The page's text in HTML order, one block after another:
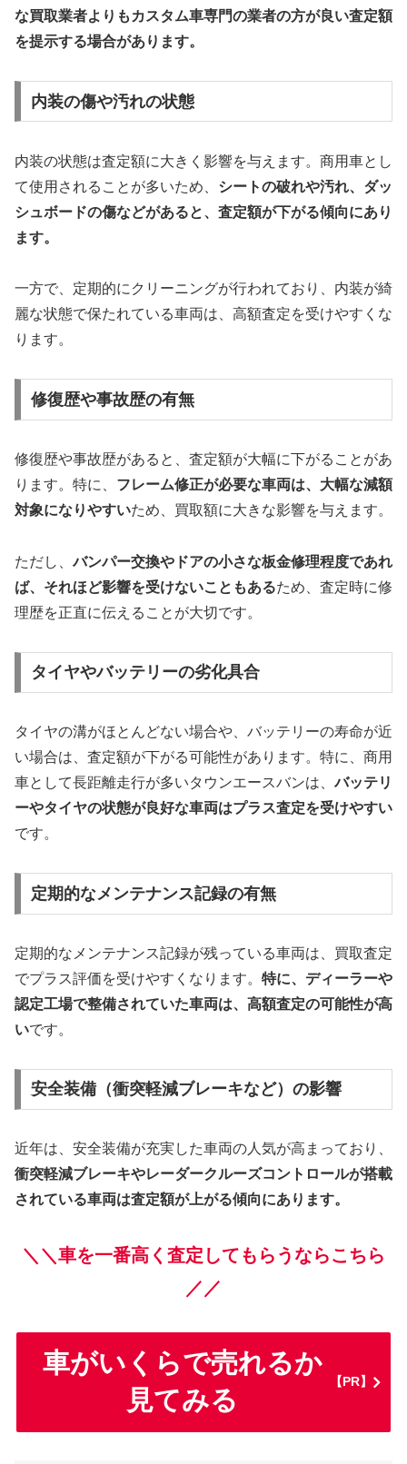
な買取業者よりもカスタム車専門の業者の方が良い査定額
を提示する場合があります。
内装の傷や汚れの状態
内装の状態は査定額に大きく影響を与えます。商用車とし
て使用されることが多いため、 シートの破れや汚れ、ダッ
シュボードの傷などがあると、査定額が下がる傾向にあり
ます。
一方で、定期的にクリーニングが行われており、内装が綺
麗な状態で保たれている車両は、高額査定を受けやすくな
ります。
修復歴や事故歴の有無
修復歴や事故歴があると、査定額が大幅に下がることがあ
ります。特に、 フレーム修正が必要な車両は、大幅な減額
対象になりやすいため、買取額に大きな影響を与えます。
ただし、バンパー交換やドアの小さな板金修理程度であれ
ば、それほど影響を受けないこともあるため、査定時に修
理歴を正直に伝えることが大切です。
タイヤやバッテリーの劣化具合
タイヤの溝がほとんどない場合や、バッテリーの寿命が近
い場合は、査定額が下がる可能性があります。特に、商用
車として長距離走行が多いタウンエースバンは、バッテリ
ーやタイヤの状態が良好な車両はプラス査定を受けやすい
です。
定期的なメンテナンス記録の有無
定期的なメンテナンス記録が残っている車両は、買取査定
でプラス評価を受けやすくなります。 特に、ディーラーや
認定工場で整備されていた車両は、高額査定の可能性が高
いです。
安全装備（衝突軽減ブレーキなど）の影響
近年は、安全装備が充実した車両の人気が高まっており、
衝突軽減ブレーキやレーダークルーズコントロールが搭載
されている車両は査定額が上がる傾向にあります。
＼＼車を一番高く査定してもらうならこちら
／／
車がいくらで売れるか
見てみる
【PR】